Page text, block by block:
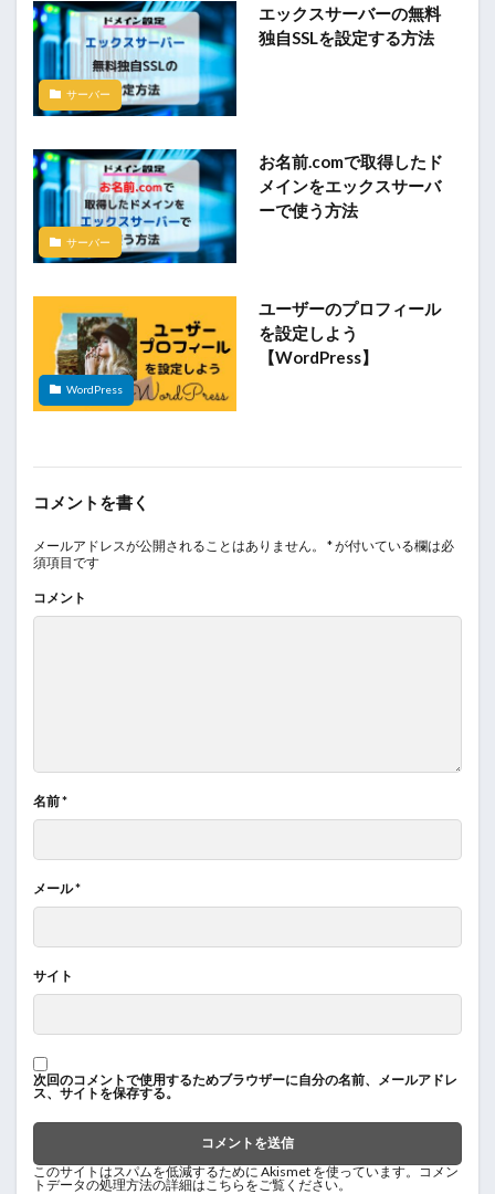
サーバー
エックスサーバーの無料
独自SSLを設定する方法
サーバー
お名前.comで取得したド
メインをエックスサーバ
ーで使う方法
WordPress
ユーザーのプロフィール
を設定しよう
【WordPress】
コメントを書く
メールアドレスが公開されることはありません。 *が付いている欄は必
須項目です
コメント
名前*
メール*
サイト
次回のコメントで使用するためブラウザーに自分の名前、メールアドレ
ス、サイトを保存する。
このサイトはスパムを低減するために Akismet を使っています。
コメン
トデータの処理方法の詳細はこちらをご覧ください。